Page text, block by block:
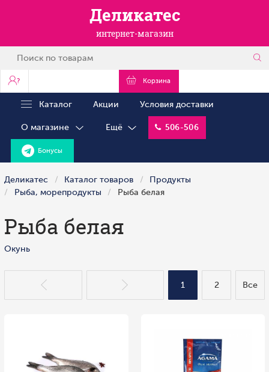
Деликатес
интернет-магазин
? Корзина
Каталог Акции Условия доставки
О магазине Ещё 506-506
Бонусы
Деликатес Каталог товаров
Продукты
Рыба, морепродукты
Рыба белая
Рыба белая
Окунь
1 2 Все